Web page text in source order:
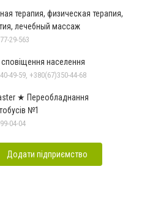
терапия, физическая терапия,
лечебный массаж
29-563
населення
49-59, +380(67)350-44-68
★ Переобладнання
№1
04-04
Додати підприємство